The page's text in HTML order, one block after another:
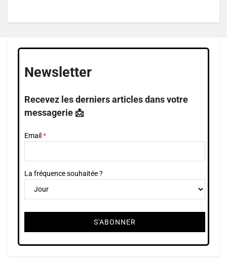
Newsletter
Recevez les derniers articles dans votre
messagerie 📩
Email
La fréquence souhaitée ?